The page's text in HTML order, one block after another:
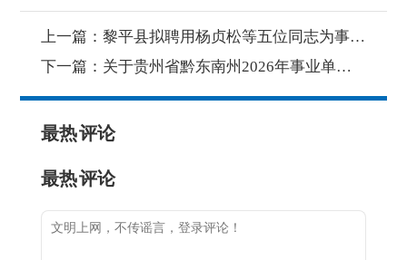
上一篇： 黎平县拟聘用杨贞松等五位同志为事业单位工作人员的公示
下一篇： 关于贵州省黔东南州2026年事业单位人才引进的补充公告
最热评论
最热评论